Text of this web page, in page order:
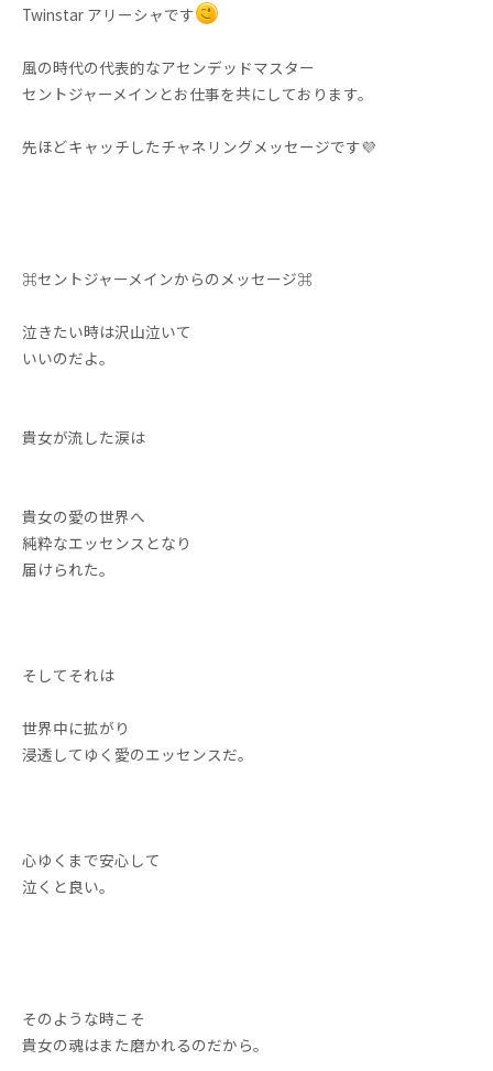
Twinstar アリーシャです
風の時代の代表的なアセンデッドマスター
セントジャーメインとお仕事を共にしております。
先ほどキャッチしたチャネリングメッセージです💜
⌘セントジャーメインからのメッセージ⌘
泣きたい時は沢山泣いて
いいのだよ。
貴女が流した涙は
貴女の愛の世界へ
純粋なエッセンスとなり
届けられた。
そしてそれは
世界中に拡がり
浸透してゆく愛のエッセンスだ。
心ゆくまで安心して
泣くと良い。
そのような時こそ
貴女の魂はまた磨かれるのだから。